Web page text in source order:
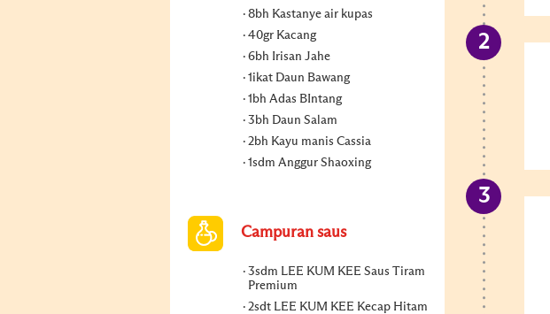
8bh Kastanye air kupas
40gr Kacang
6bh Irisan Jahe
1ikat Daun Bawang
1bh Adas BIntang
3bh Daun Salam
2bh Kayu manis Cassia
1sdm Anggur Shaoxing
Campuran saus
3sdm LEE KUM KEE Saus Tiram
Premium
2sdt LEE KUM KEE Kecap Hitam